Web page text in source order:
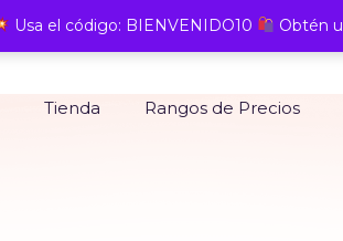
Tienda Rangos de Precios
Usa el código: BIENVENIDO10 Obtén